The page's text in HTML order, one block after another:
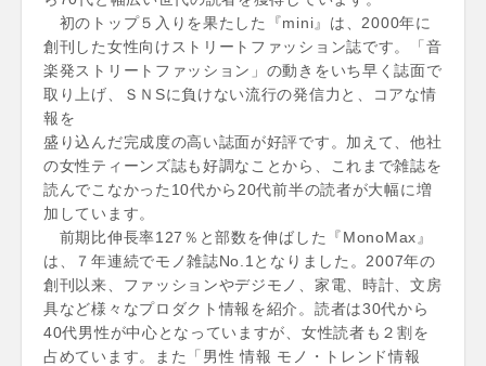
初のトップ５入りを果たした『mini』は、2000年に
創刊した女性向けストリートファッション誌です。「音
楽発ストリートファッション」の動きをいち早く誌面で
取り上げ、ＳＮSに負けない流行の発信力と、コアな情
報を
盛り込んだ完成度の高い誌面が好評です。加えて、他社
の女性ティーンズ誌も好調なことから、これまで雑誌を
読んでこなかった10代から20代前半の読者が大幅に増
加しています。
前期比伸長率127％と部数を伸ばした『MonoMax』
は、７年連続でモノ雑誌No.1となりました。2007年の
創刊以来、ファッションやデジモノ、家電、時計、文房
具など様々なプロダクト情報を紹介。読者は30代から
40代男性が中心となっていますが、女性読者も２割を
占めています。また「男性 情報 モノ・トレンド情報